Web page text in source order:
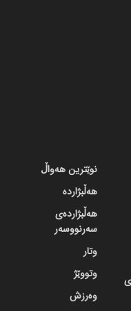
نوێترین هەواڵ
هەڵبژاردە
هەڵبژاردەی
سەرنووسەر
وتار
وتووێژ
وەرزش